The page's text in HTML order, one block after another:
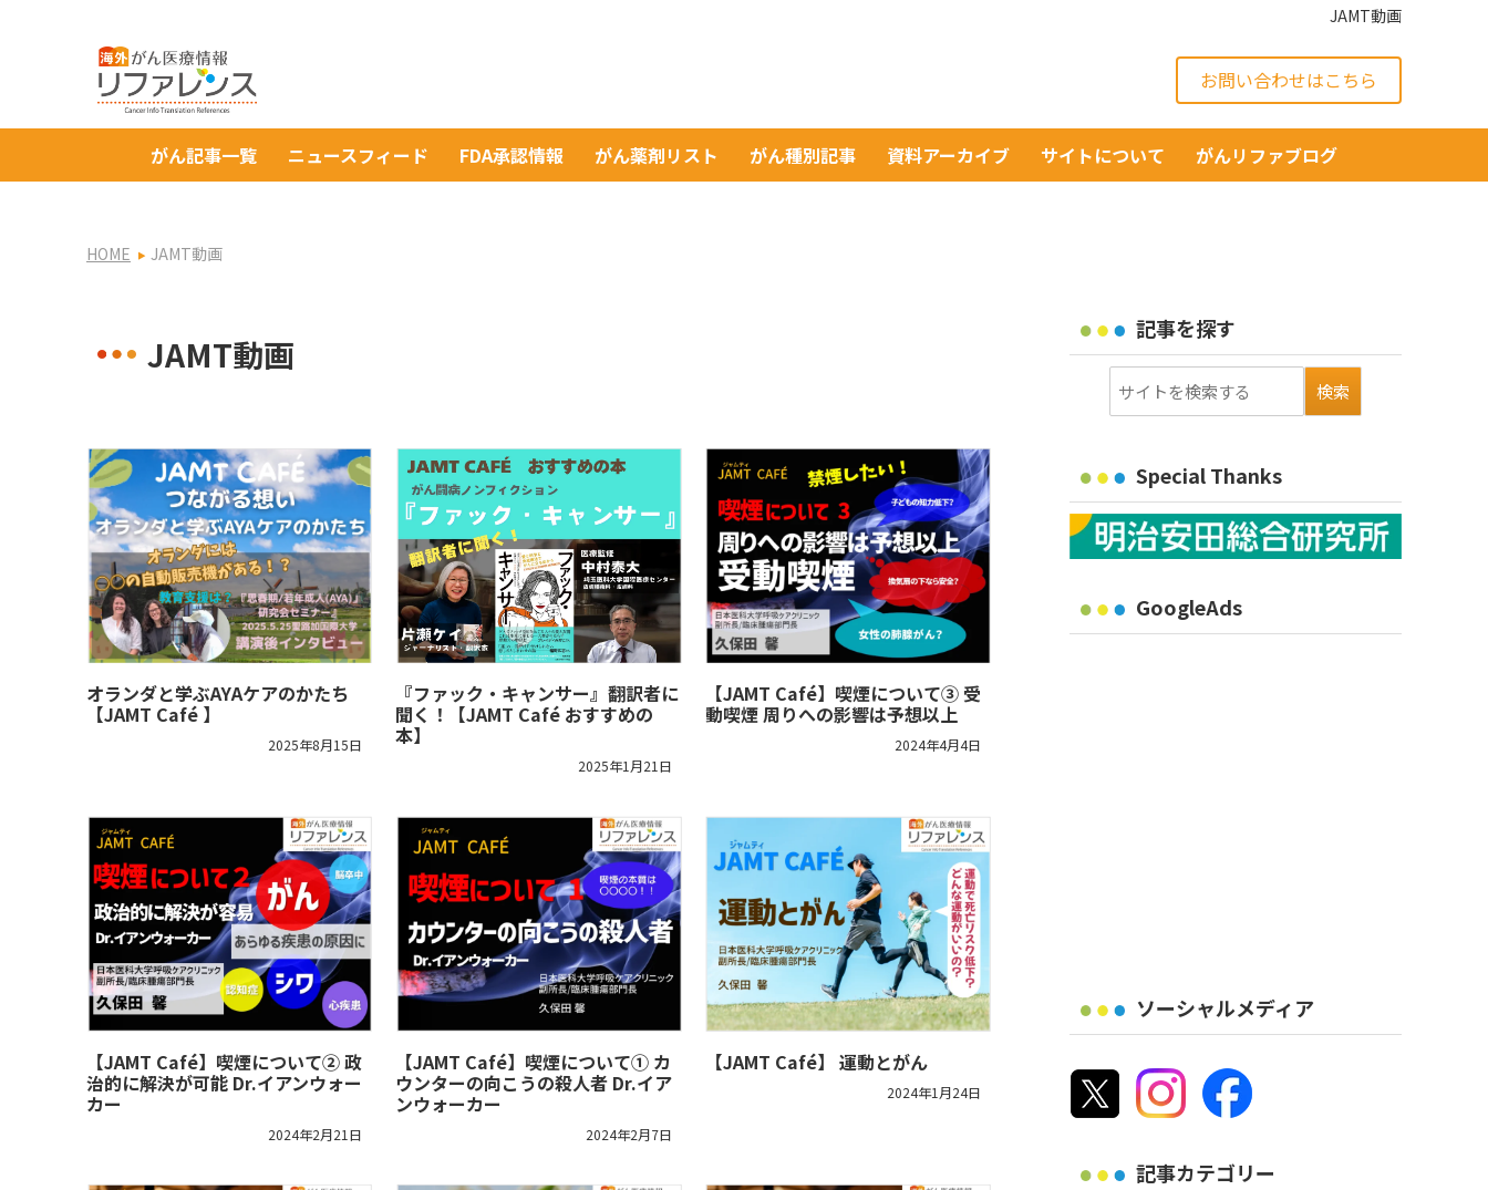
JAMT動画
お問い合わせはこちら
がん記事一覧 ニュースフィード FDA承認情報 がん薬剤リスト がん種別記事 資料アーカイブ サイトについて がんリファブログ
HOME JAMT動画
JAMT動画
オランダと学ぶAYAケアのかたち
【JAMT Café 】
2025年8月15日
『ファック・キャンサー』翻訳者に
聞く！【JAMT Café おすすめの
本】
2025年1月21日
【JAMT Café】喫煙について③ 受
動喫煙 周りへの影響は予想以上
2024年4月4日
【JAMT Café】喫煙について② 政
治的に解決が可能 Dr.イアンウォー
カー
2024年2月21日
【JAMT Café】喫煙について① カ
ウンターの向こうの殺人者 Dr.イア
ンウォーカー
2024年2月7日
【JAMT Café】 運動とがん
2024年1月24日
記事を探す
Special Thanks
GoogleAds
ソーシャルメディア
記事カテゴリー